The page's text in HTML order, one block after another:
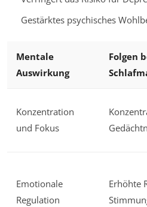
Gestärktes psychisches
Mentale
Auswirkung
Folgen
Konzentration
und Fokus
Emotionale
Regulation
Erhöhte